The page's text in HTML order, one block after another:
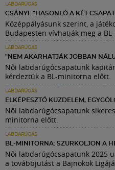
LABDARÚGÁS
CSÁNYI: "HASONLÓ A KÉT
Középpályásunk szerint, a
Budapesten vívhatják meg a
LABDARÚGÁS
"NEM AKARHATJÁK JOBBAN
Női labdarúgócsapatunk
kérdeztük a BL-minitorna előtt.
LABDARÚGÁS
ELKÉPESZTŐ KÜZDELEM,
Női labdarúgócsapatunk
minitorna előtt.
LABDARÚGÁS
BL-MINITORNA: SZURKOLJON A
Női labdarúgócsapatunk 2025
a továbbjutást a Bajnokok